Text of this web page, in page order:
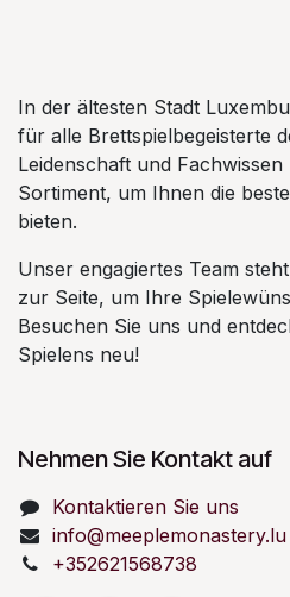
In der ältesten Stadt
für alle Brettspielbegeisterte
Leidenschaft und
Sortiment, um Ihnen die
bieten.
Unser engagiertes Team
zur Seite, um Ihre
Besuchen Sie uns und
Spielens neu!
Nehmen Sie Kontakt auf
Kontaktieren Sie uns
info@meeplemonastery.lu
+352621568738